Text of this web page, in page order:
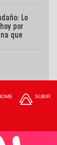
Lo
por
que
SUBIR